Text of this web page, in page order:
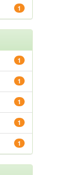
1
1
1
1
1
1